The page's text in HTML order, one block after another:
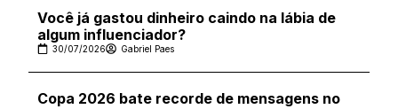
Você já gastou dinheiro caindo na lábia de
algum influenciador?
30/07/2026 Gabriel Paes
Copa 2026 bate recorde de mensagens no